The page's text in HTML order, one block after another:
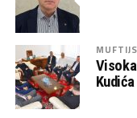
Kudića